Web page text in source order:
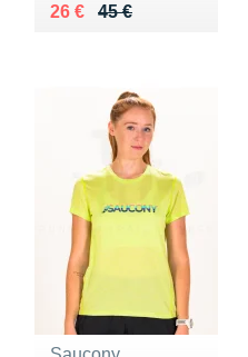
45 €
Au lieu de 45 €
26 €
Vendu 26 €